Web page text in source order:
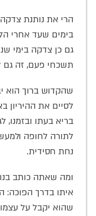
הרי את נותנת
בימים שעד אחרי
גם כן צדקה בימי
תשכחי פעם, זה גם
שהקדוש ברוך הוא
לסיים את ההיריון
בריא בעתו ובזמנו,
לתורה לחופה
נחת חסידית.
ומה שאתה כותב
איתו בדרך הפוכה:
שהוא יקבל על